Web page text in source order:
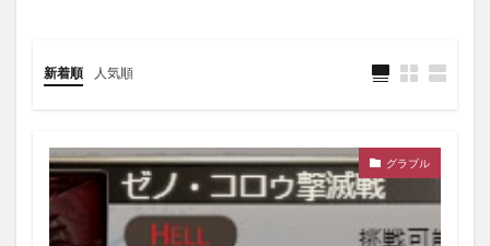
新着順 人気順
グラブル